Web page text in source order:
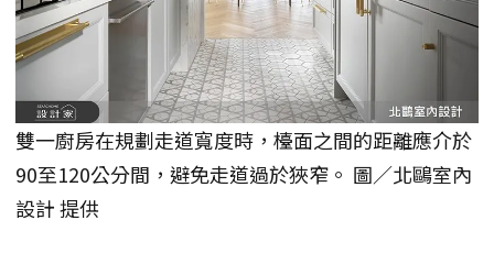
雙一廚房在規劃走道寬度時，檯面之間的距離應介於
90至120公分間，避免走道過於狹窄。 圖／北鷗室內
設計 提供